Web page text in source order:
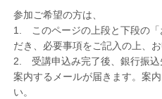
参加ご希望の方は、
1. このページの上段と下段の「
だき、必要事項をご記入の上、
2. 受講申込み完了後、銀行振込
案内するメールが届きます。案
い。